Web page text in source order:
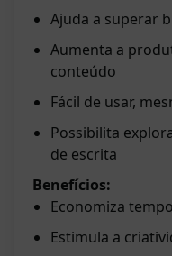
Ajuda a superar
Aumenta a
conteúdo
Fácil de usar,
Possibilita
de escrita
Benefícios:
Economiza
Estimula a